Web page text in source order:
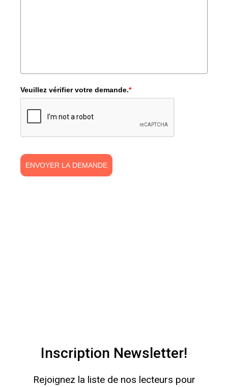
Veuillez vérifier votre demande.*
ENVOYER LA DEMANDE
Inscription Newsletter!
Rejoignez la liste de nos lecteurs pour